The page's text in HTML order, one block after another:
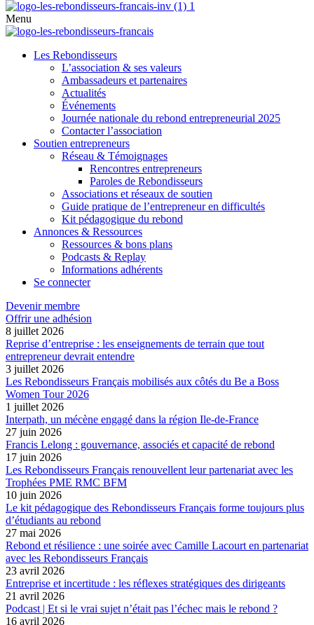
Menu
Les Rebondisseurs
L’association & ses valeurs
Ambassadeurs et partenaires
Actualités
Événements
Journée nationale du rebond entrepreneurial 2025
Contacter l’association
Soutien entrepreneurs
Réseau & Témoignages
Rencontres entrepreneurs
Paroles de Rebondisseurs
Associations et réseaux de soutien
Guide pratique de l’entrepreneur en difficultés
Kit pédagogique du rebond
Annonces & Ressources
Ressources & bons plans
Podcasts & Replay
Informations adhérents
Se connecter
Devenir membre
Offrir une adhésion
8 juillet 2026
Reprise d’entreprise : les enseignements de terrain que tout
entrepreneur devrait entendre
3 juillet 2026
Les Rebondisseurs Français mobilisés aux côtés du Be a Boss
Women Tour 2026
1 juillet 2026
Interpath, un mécène engagé dans la région Ile-de-France
27 juin 2026
Francis Lelong : gouvernance, associés et capacité de rebond
17 juin 2026
Les Rebondisseurs Français renouvellent leur partenariat avec les
Trophées PME RMC BFM
10 juin 2026
Le kit pédagogique des Rebondisseurs Français forme toujours plus
d’étudiants au rebond
27 mai 2026
Rebond et résilience : une soirée avec Camille Lacourt en partenariat
avec les Rebondisseurs Français
23 avril 2026
Entreprise et incertitude : les réflexes stratégiques des dirigeants
21 avril 2026
Podcast | Et si le vrai sujet n’était pas l’échec mais le rebond ?
16 avril 2026